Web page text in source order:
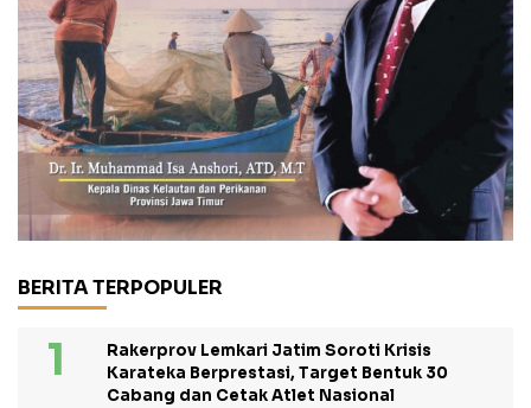
BERITA TERPOPULER
Rakerprov Lemkari Jatim Soroti Krisis
Karateka Berprestasi, Target Bentuk 30
Cabang dan Cetak Atlet Nasional